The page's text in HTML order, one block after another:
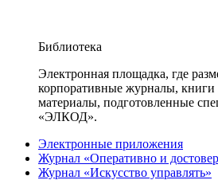
Библиотека
Электронная площадка, где
корпоративные журналы, книги
материалы, подготовленные
«ЭЛКОД».
Электронные приложения
Журнал «Оперативно и
Журнал «Искусство управлять»